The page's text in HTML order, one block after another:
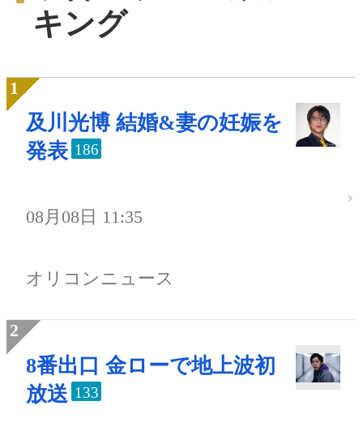
キング
及川光博 結婚&妻の妊娠を
発表 186
08月08日 11:35
オリコンニュース
8番出口 金ローで地上波初
放送 133